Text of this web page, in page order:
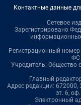
Контактные данные
Сетевое
Зарегистрировано
Регистрационный
ФС
Учредитель: Общество
Главный
Адрес редакции: 672000,
эт. 6,
Электронный